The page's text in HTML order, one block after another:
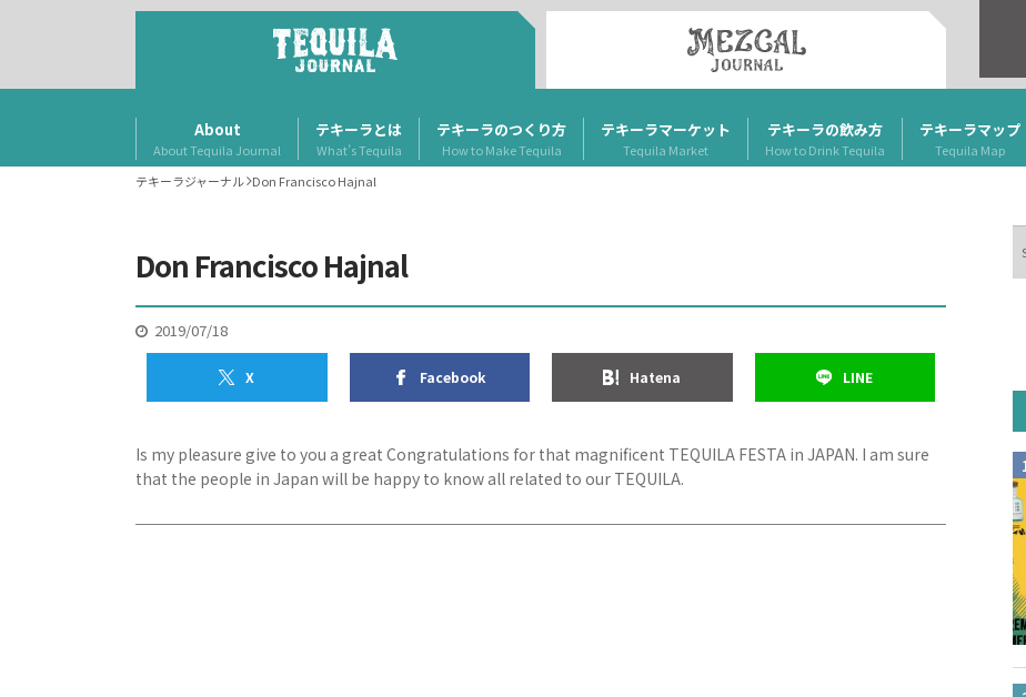
About
About Tequila Journal
テキーラとは
What’s Tequila
テキーラのつくり方
How to Make Tequila
テキーラマーケット
Tequila Market
テキーラの飲み方
How to Drink Tequila
テキーラマップ
Tequila Map
テキーラジャーナル Don Francisco Hajnal
Don Francisco Hajnal
2019/07/18
X Facebook Hatena LINE
Is my pleasure give to you a great Congratulations for that magnificent TEQUILA FESTA in JAPAN. I am sure
that the people in Japan will be happy to know all related to our TEQUILA.
索